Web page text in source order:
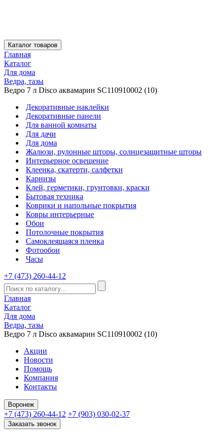
Каталог товаров
Главная
Каталог
Для дома
Ведра, тазы
Ведро 7 л Disco аквамарин SC110910002 (10)
Декоративные наклейки
Декоративные панели
Для ванной комнаты
Для дачи
Для дома
Жалюзи, рулонные шторы, солнцезащитные шторы
Интерьерное освещение
Клеенка, скатерти, салфетки
Карнизы
Клей, герметики, грунтовки, краски
Бытовая техника
Коврики и напольные покрытия
Ковры интерьерные
Обои
Потолочные покрытия
Самоклеящаяся пленка
Фотообои
Часы
+7 (473) 260-44-12
Главная
Каталог
Для дома
Ведра, тазы
Ведро 7 л Disco аквамарин SC110910002 (10)
Акции
Новости
Помощь
Компания
Контакты
Воронеж
+7 (473) 260-44-12 +7 (903) 030-02-37
Заказать звонок